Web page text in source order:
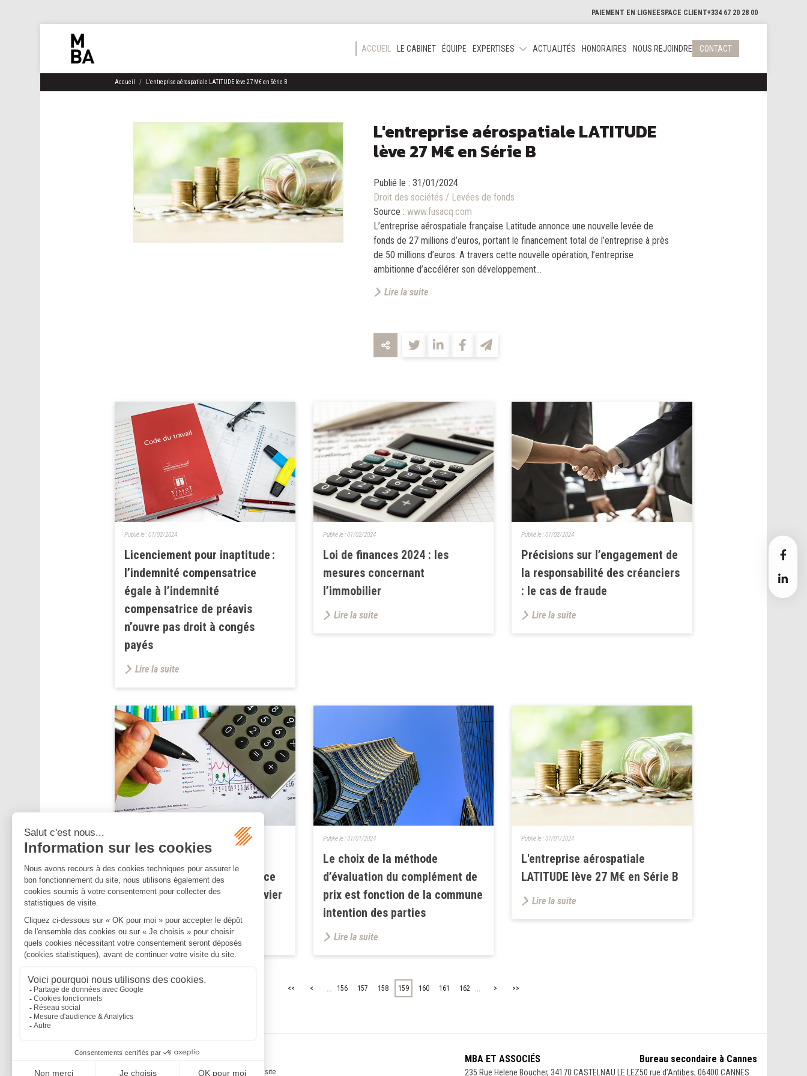
PAIEMENT EN LIGNE ESPACE CLIENT+334 67 20 28 00
ACCUEIL LE CABINET ÉQUIPE EXPERTISES ACTUALITÉS HONORAIRES NOUS REJOINDRE CONTACT
Accueil L'entreprise aérospatiale LATITUDE lève 27 M€ en Série B
L'entreprise aérospatiale LATITUDE
lève 27 M€ en Série B
Publié le : 31/01/2024
Droit des sociétés / Levées de fonds
Source : www.fusacq.com
L’entreprise aérospatiale française Latitude annonce une nouvelle levée de
fonds de 27 millions d’euros, portant le financement total de l’entreprise à près
de 50 millions d’euros. A travers cette nouvelle opération, l’entreprise
ambitionne d’accélérer son développement...
Lire la suite
Licenciement pour inaptitude :
l’indemnité compensatrice
égale à l’indemnité
compensatrice de préavis
n’ouvre pas droit à congés
payés
Publié le :01/02/2024
Lire la suite
Loi de finances 2024 : les
mesures concernant
l’immobilier
Publié le :01/02/2024
Lire la suite
Précisions sur l’engagement de
la responsabilité des créanciers
: le cas de fraude
Publié le :01/02/2024
Lire la suite
sociétés d’exercice libéral : ce
qui change depuis le 1er janvier
Lire la suite
Le choix de la méthode
d’évaluation du complément de
prix est fonction de la commune
intention des parties
Publié le :31/01/2024
Lire la suite
L'entreprise aérospatiale
LATITUDE lève 27 M€ en Série B
Publié le :31/01/2024
Lire la suite
<< < ... 156 157 158 159 160 161 162 ... > >>
Mentions légales Politique de confidentialité Politique de cookiesPlan du site
MBA ET ASSOCIÉS
235 Rue Helene Boucher, 34170 CASTELNAU LE LEZ
Bureau secondaire à Cannes
50 rue d’Antibes, 06400 CANNES